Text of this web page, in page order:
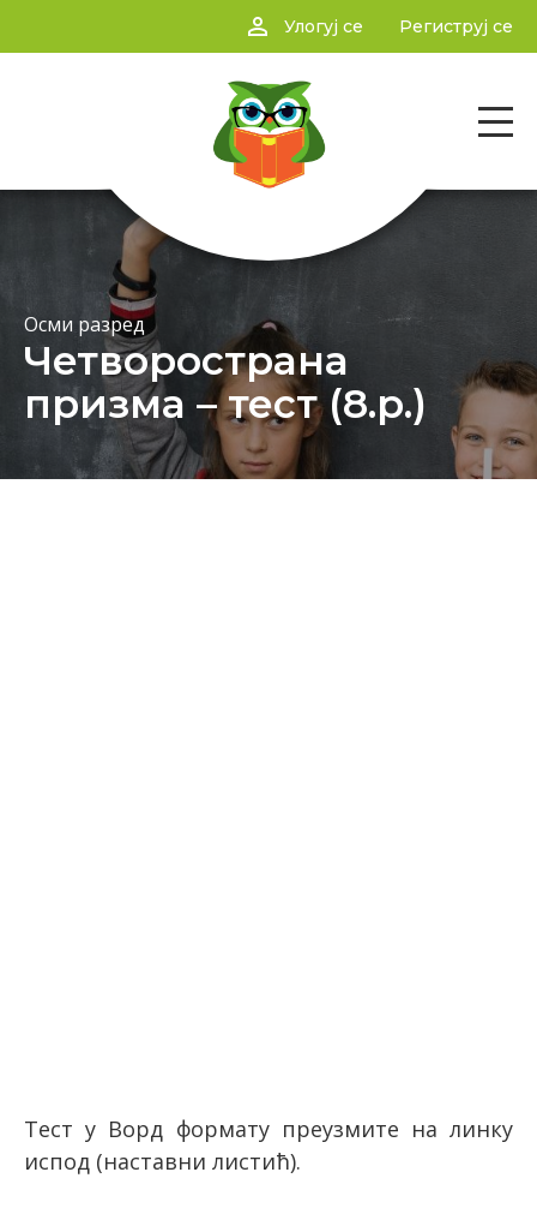
person_outline Улогуј се Региструј се
Осми разред
Четворострана
призма – тест (8.р.)
Тест у Ворд формату преузмите на линку
испод (наставни листић).